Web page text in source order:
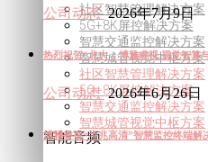
社区智慧管理解决方案
5G+8K屏控解决方案
智慧交通监控解决方案
智慧城管视觉中枢方案
社区智慧管理解决方案
5G+8K屏控解决方案
智慧交通监控解决方案
智慧城管视觉中枢方案
智能音频
公司动态 2026年7月9日
热烈祝贺“北大 – 博雅睿视 视觉智算
公司动态 2026年6月26日
博雅睿视“半兆高清”智慧监控终端解